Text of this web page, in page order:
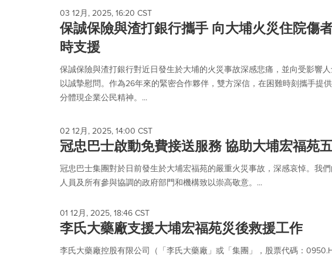
03 12月, 2025, 16:20 CST
保誠保險與渣打銀行攜手 向大埔火災住院傷
時支援
保誠保險與渣打銀行對近日發生於大埔的火災事故深感悲痛，並向受影響
以誠摯慰問。作為26年來的緊密合作夥伴，雙方深信，在困難時刻攜手提
分體現企業公民精神。...
02 12月, 2025, 14:00 CST
冠忠巴士啟動免費接送服務 協助大埔宏福苑
冠忠巴士集團對於日前發生於大埔宏福苑的嚴重火災事故，深感哀悼。我
人員及所有參與協調的政府部門和機構致以崇高敬意。...
01 12月, 2025, 18:46 CST
李氏大藥廠支援大埔宏福苑災後救援工作
李氏大藥廠控股有限公司（「李氏大藥廠」或「集團」，股票代碼：